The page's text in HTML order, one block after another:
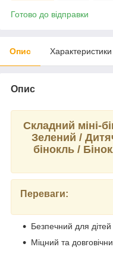
Готово до відправки
Опис Характеристики
Опис
Складний міні-
Зелений /
бінокль /
Переваги:
Безпечний для дітей
Міцний та